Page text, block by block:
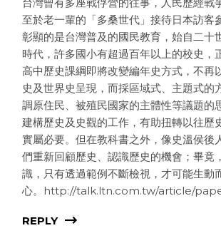
台灣曾有多座戰俘營的往事，人民歷經戰
至於老一輩的「多桑世代」接待日本訪客
彰顯的是台灣普及的國民教育，始自二十
時代，許多國小有超過百年以上的校史，
高中歷史課綱即將改變編年史方式，不再
史及世界史呈現，而採區域式、主題式的
調原住民、被殖民國家的主體性等議題的
建構歷史及史觀的工作，有助扭轉以往歷
實屬必要。但在教科書之外，像史溫侯後
們重新回顧歷史、認識歷史的機會；畢竟
識，只有透過範例不斷檢視，才可能生動
心。http://talk.ltn.com.tw/article/
REPLY